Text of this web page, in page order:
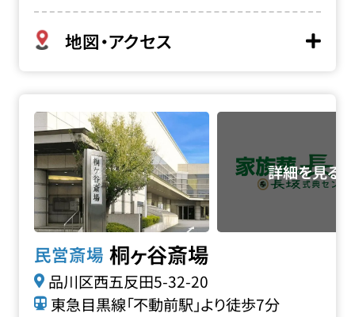
地図・アクセス
民営斎場 桐ヶ谷斎場
品川区西五反田5-32-20
東急目黒線「不動前駅」より徒歩7分